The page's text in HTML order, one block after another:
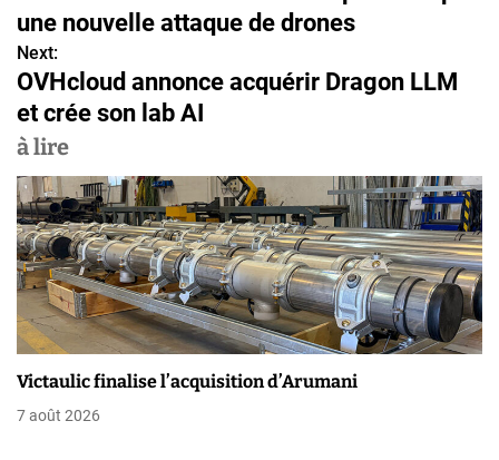
a
v
i
g
a
t
i
o
n
d
une nouvelle attaque de drones
Next:
OVHcloud annonce acquérir Dragon LLM
et crée son lab AI
à lire
Victaulic finalise l’acquisition d’Arumani
7 août 2026